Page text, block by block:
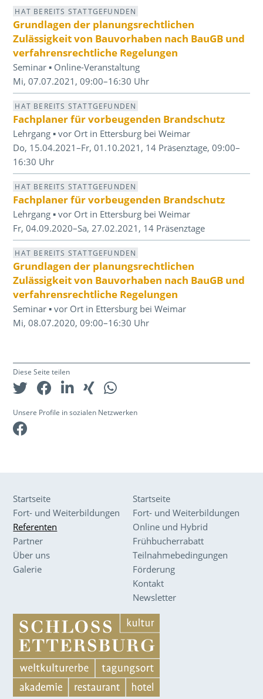
HAT BEREITS STATTGEFUNDEN
Grundlagen der planungsrechtlichen
Zulässigkeit von Bauvorhaben nach BauGB und
verfahrensrechtliche Regelungen
Seminar ▪ Online-Veranstaltung
Mi, 07.07.2021, 09:00–16:30 Uhr
HAT BEREITS STATTGEFUNDEN
Fachplaner für vorbeugenden Brandschutz
Lehrgang ▪ vor Ort in Ettersburg bei Weimar
Do, 15.04.2021–Fr, 01.10.2021, 14 Präsenztage, 09:00–
16:30 Uhr
HAT BEREITS STATTGEFUNDEN
Fachplaner für vorbeugenden Brandschutz
Lehrgang ▪ vor Ort in Ettersburg bei Weimar
Fr, 04.09.2020–Sa, 27.02.2021, 14 Präsenztage
HAT BEREITS STATTGEFUNDEN
Grundlagen der planungsrechtlichen
Zulässigkeit von Bauvorhaben nach BauGB und
verfahrensrechtliche Regelungen
Seminar ▪ vor Ort in Ettersburg bei Weimar
Mi, 08.07.2020, 09:00–16:30 Uhr
Diese Seite teilen
Unsere Profile in sozialen Netzwerken
Startseite
Fort- und Weiterbildungen
Referenten
Partner
Über uns
Galerie
Startseite
Fort- und Weiterbildungen
Online und Hybrid
Frühbucherrabatt
Teilnahmebedingungen
Förderung
Kontakt
Newsletter